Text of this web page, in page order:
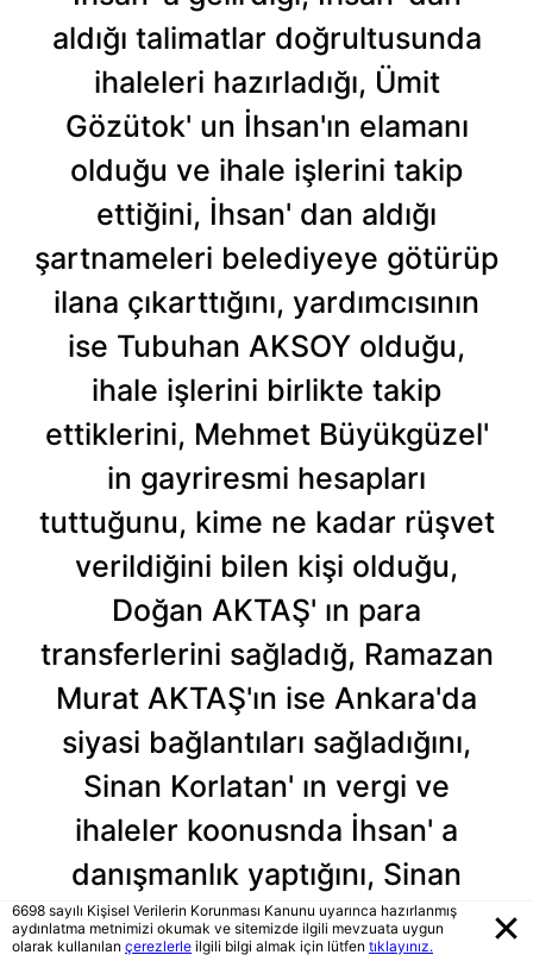
aldığı talimatlar doğrultusunda
ihaleleri hazırladığı, Ümit
Gözütok' un İhsan'ın elamanı
olduğu ve ihale işlerini takip
ettiğini, İhsan' dan aldığı
şartnameleri belediyeye götürüp
ilana çıkarttığını, yardımcısının
ise Tubuhan AKSOY olduğu,
ihale işlerini birlikte takip
ettiklerini, Mehmet Büyükgüzel'
in gayriresmi hesapları
tuttuğunu, kime ne kadar rüşvet
verildiğini bilen kişi olduğu,
Doğan AKTAŞ' ın para
transferlerini sağladığ, Ramazan
Murat AKTAŞ'ın ise Ankara'da
siyasi bağlantıları sağladığını,
Sinan Korlatan' ın vergi ve
ihaleler koonusnda İhsan' a
danışmanlık yaptığını, Sinan
KALENDER' in şirketlerinfilo
6698 sayılı Kişisel Verilerin Korunması Kanunu uyarınca hazırlanmış
aydınlatma metnimizi okumak ve sitemizde ilgili mevzuata uygun
olarak kullanılan çerezlerle ilgili bilgi almak için lütfen tıklayınız.